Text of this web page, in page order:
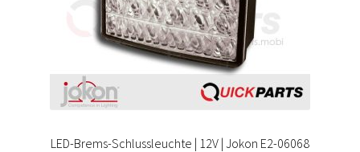
LED-Brems-Schlussleuchte | 12V | Jokon E2-06068